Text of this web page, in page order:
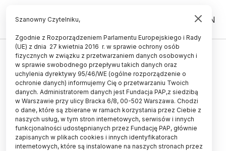
PL EN
ŚWIAT
W. Brytania/ Raport: lockdown i
noszenie maseczek ograniczyły
skutki pandemii
29.08.2023
aktualizacja: 29.08.2023
2 minuty czytania
Szanowny Czytelniku,
Zgodnie z Rozporządzeniem Parlamentu Europejskiego i Rady
(UE) z dnia 27 kwietnia 2016 r. w sprawie ochrony osób
fizycznych w związku z przetwarzaniem danych osobowych i
w sprawie swobodnego przepływu takich danych oraz
uchylenia dyrektywy 95/46/WE (ogólne rozporządzenie o
ochronie danych) informujemy Cię o przetwarzaniu Twoich
danych. Administratorem danych jest Fundacja PAP,z siedzibą
w Warszawie przy ulicy Bracka 6/8, 00-502 Warszawa. Chodzi
o dane, które są zbierane w ramach korzystania przez Ciebie z
naszych usług, w tym stron internetowych, serwisów i innych
funkcjonalności udostępnianych przez Fundację PAP, głównie
zapisanych w plikach cookies i innych identyfikatorach
internetowych, które są instalowane na naszych stronach przez